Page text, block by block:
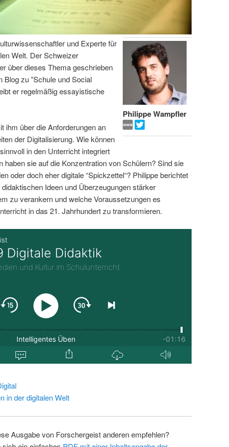
Philippe Wampfler
und Experte für
Welt. Der Schweizer
über dieses Thema geschrieben
Blog zu ”Schule und Social
er regelmäßig essayistische
ihm über die Anforderungen an
der Digitalisierung. Wie können
in den Unterricht integriert
haben sie auf die Konzentration von Schülern? Sind sie
oder doch eher digitale “Spickzettel“? Philippe berichtet
Ideen und Überzeugungen stärker
zu verankern und welche Voraussetzungen es
in das 21. Jahrhundert zu transformieren.
in der digitalen Welt
Ausgabe von Forschergeist anderen empfehlen?